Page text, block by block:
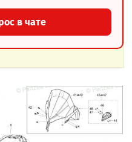
в чате